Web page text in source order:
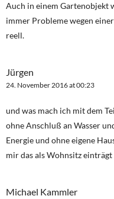
Auch in einem Gartenobjekt
immer Probleme wegen
reell.
Jürgen
24. November 2016 at 00:23
und was mach ich mit dem
ohne Anschluß an Wasser
Energie und ohne eigene
mir das als Wohnsitz
Michael Kammler